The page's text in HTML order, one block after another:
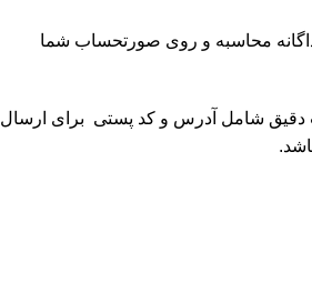
محاسبه و روی صورتحساب شما
دقیق شامل آدرس و کد پستی برای ارسال